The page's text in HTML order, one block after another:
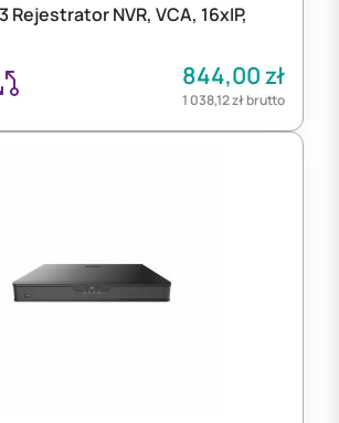
Rejestrator NVR, VCA, 16xIP,
844,00zł
1 038,12złbrutto